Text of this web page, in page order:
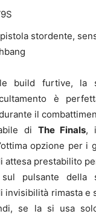
stordente,
build furtive, la
è
il
di The Finals,
opzione per i
attesa prestabilito
pulsante della
invisibilità rimasta e
se la si usa